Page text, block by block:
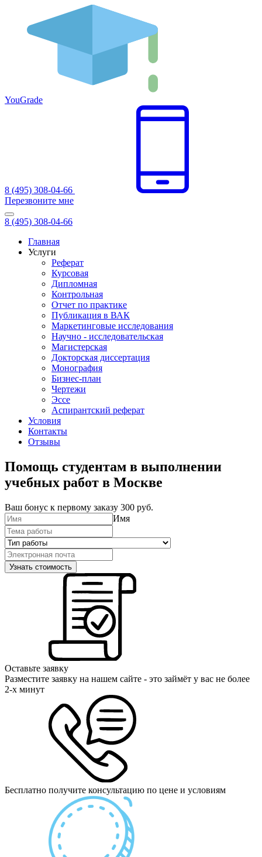
YouGrade
8 (495) 308-04-66
Перезвоните мне
8 (495) 308-04-66
Главная
Услуги
Реферат
Курсовая
Дипломная
Контрольная
Отчет по практике
Публикация в ВАК
Маркетинговые исследования
Научно - исследовательская
Магистерская
Докторская диссертация
Монография
Бизнес-план
Чертежи
Эссе
Аспирантский реферат
Условия
Контакты
Отзывы
Помощь студентам в выполнении
учебных работ в Москве
Ваш бонус к первому заказу 300 руб.
Имя
Оставьте заявку
Разместите заявку на нашем сайте - это займёт у вас не более
2-х минут
Бесплатно получите консультацию по цене и условиям